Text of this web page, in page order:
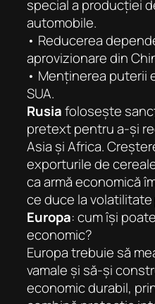
special a producției
automobile.
• Reducerea
aprovizionare din
• Menținerea puterii
SUA.
Rusiafolosește
pretext pentru a-și
Asia și Africa.
exporturile de
ca armă economică
ce duce la
Europa: cum își
economic?
Europa trebuie să
vamale și să-și
economic durabil,